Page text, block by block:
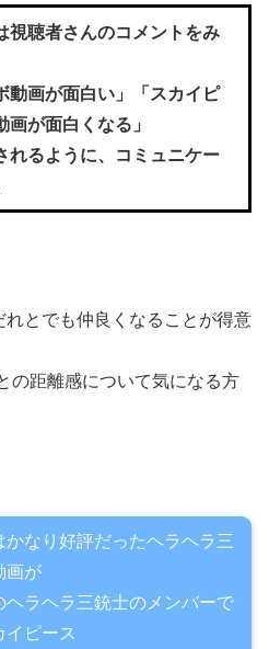
視聴者さんのコメントをみ
動画が面白い」「スカイピ
が面白くなる」
れるように、コミュニケー
とでも仲良くなることが得意
の距離感について気になる方
なり好評だったヘラヘラ三
画が
ラヘラ三銃士のメンバーで
ピース